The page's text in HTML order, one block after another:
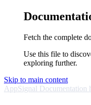
Fetch the complete
Use this file to
exploring further.
Skip to main content
AppSignal Documentation